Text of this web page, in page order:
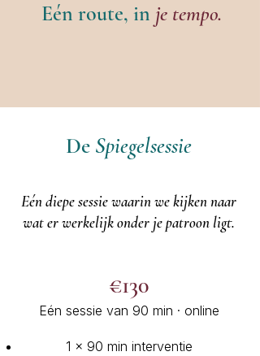
Eén route, in je tempo.
De Spiegelsessie
Eén diepe sessie waarin we kijken naar
wat er werkelijk onder je patroon ligt.
€130
Eén sessie van 90 min · online
1 × 90 min interventie